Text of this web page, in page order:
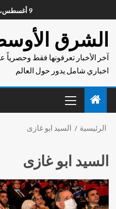
9 أغسطس، 2026
الشرق
آخر الأخبار تعرفونها فقط
اخباري شامل يدور حول العالم
الرئيسية السيد ابو غازى
السيد ابو غازى